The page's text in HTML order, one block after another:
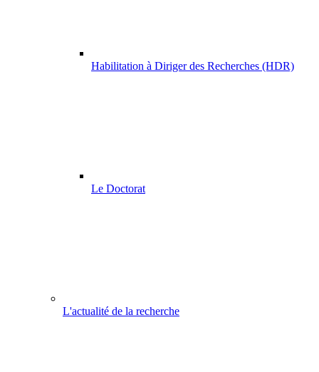
Habilitation à Diriger des Recherches (HDR)
Le Doctorat
L'actualité de la recherche